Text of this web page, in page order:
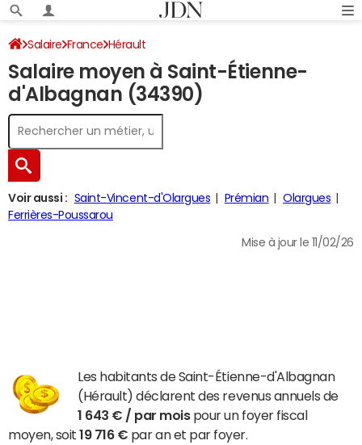
Salaire France Hérault
Salaire moyen à Saint-Étienne-
d'Albagnan (34390)
Voir aussi : Saint-Vincent-d'Olargues Prémian
Olargues
Ferrières-Poussarou
Mise à jour le 11/02/26
Les habitants de Saint-Étienne-d'Albagnan
(Hérault) déclarent des revenus annuels de
1 643 € / par moispour un foyer fiscal
moyen, soit19 716 € par an et par foyer.